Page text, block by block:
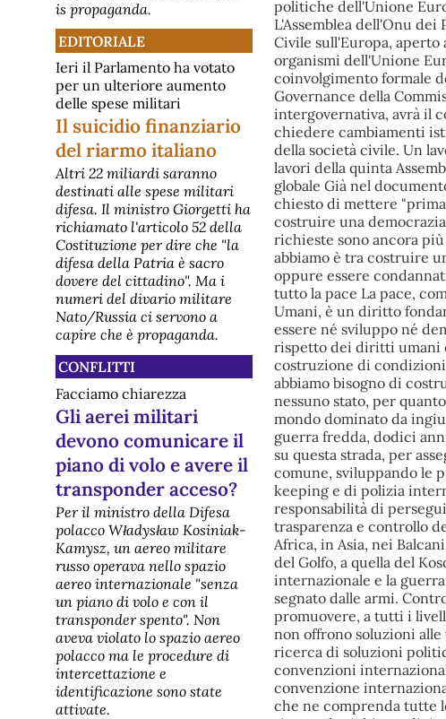
is propaganda.
EDITORIALE
Ieri il Parlamento ha votato
per un ulteriore aumento
delle spese militari
Il suicidio finanziario
del riarmo italiano
Altri 22 miliardi saranno
destinati alle spese militari
difesa. Il ministro Giorgetti ha
richiamato l'articolo 52 della
Costituzione per dire che "la
difesa della Patria è sacro
dovere del cittadino". Ma i
numeri del divario militare
Nato/Russia ci servono a
capire che è propaganda.
CONFLITTI
Facciamo chiarezza
Gli aerei militari
devono comunicare il
piano di volo e avere il
transponder acceso?
Per il ministro della Difesa
polacco Władysław Kosiniak-
Kamysz, un aereo militare
russo operava nello spazio
aereo internazionale "senza
un piano di volo e con il
transponder spento". Non
aveva violato lo spazio aereo
polacco ma le procedure di
intercettazione e
identificazione sono state
attivate.